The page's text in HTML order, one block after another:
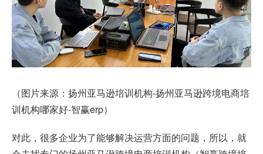
（图片来源：扬州亚马逊培训机构-扬州亚马逊跨境电商培
训机构哪家好-智赢erp）
对此，很多企业为了能够解决运营方面的问题，所以，就